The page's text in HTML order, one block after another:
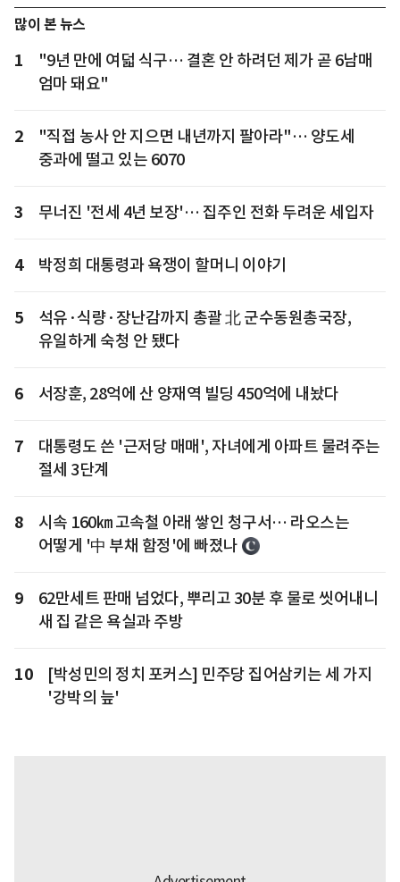
많이 본 뉴스
1
"9년 만에 여덟 식구… 결혼 안 하려던 제가 곧 6남매
엄마 돼요"
2
"직접 농사 안 지으면 내년까지 팔아라"… 양도세
중과에 떨고 있는 6070
3 무너진 '전세 4년 보장'… 집주인 전화 두려운 세입자
4 박정희 대통령과 욕쟁이 할머니 이야기
5
석유·식량·장난감까지 총괄 北 군수동원총국장,
유일하게 숙청 안 됐다
6 서장훈, 28억에 산 양재역 빌딩 450억에 내놨다
7
대통령도 쓴 '근저당 매매', 자녀에게 아파트 물려주는
절세 3단계
8
시속 160㎞ 고속철 아래 쌓인 청구서… 라오스는
어떻게 '中 부채 함정'에 빠졌나
9
62만세트 판매 넘었다, 뿌리고 30분 후 물로 씻어내니
새 집 같은 욕실과 주방
10
[박성민의 정치 포커스] 민주당 집어삼키는 세 가지
'강박의 늪'